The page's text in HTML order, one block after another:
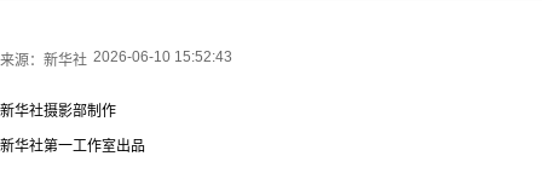
来源： 新华社 2026-06-10 15:52:43
新华社摄影部制作
新华社第一工作室出品